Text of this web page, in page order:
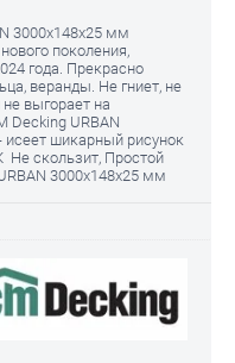
3000x148x25 мм
поколения,
года. Прекрасно
веранды. Не гниет, не
выгорает на
Decking URBAN
исеет шикарный рисунок
Не скользит, Простой
3000x148x25 мм